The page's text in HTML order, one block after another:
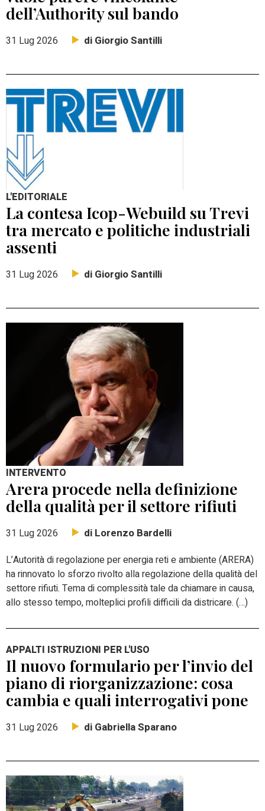
dell’Authority sul bando
31 Lug 2026 di Giorgio Santilli
L'EDITORIALE
La contesa Icop-Webuild su Trevi
tra mercato e politiche industriali
assenti
31 Lug 2026 di Giorgio Santilli
INTERVENTO
Arera procede nella definizione
della qualità per il settore rifiuti
31 Lug 2026 di Lorenzo Bardelli
L’Autorità di regolazione per energia reti e ambiente (ARERA)
ha rinnovato lo sforzo rivolto alla regolazione della qualità del
settore rifiuti. Tema di complessità tale da chiamare in causa,
allo stesso tempo, molteplici profili difficili da districare. (…)
APPALTI ISTRUZIONI PER L'USO
Il nuovo formulario per l’invio del
piano di riorganizzazione: cosa
cambia e quali interrogativi pone
31 Lug 2026 di Gabriella Sparano